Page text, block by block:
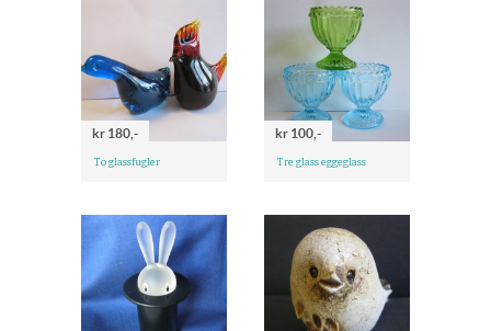
kr 180,-
To glassfugler
kr 100,-
Tre glass eggeglass